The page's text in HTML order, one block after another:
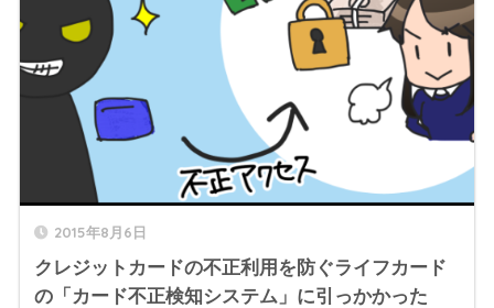
2015年8月6日
クレジットカードの不正利用を防ぐライフカード
の「カード不正検知システム」に引っかかった